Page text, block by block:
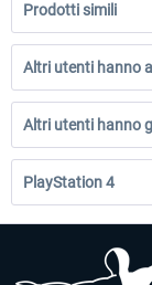
Prodotti simili
Altri utenti hanno
Altri utenti hanno
PlayStation 4